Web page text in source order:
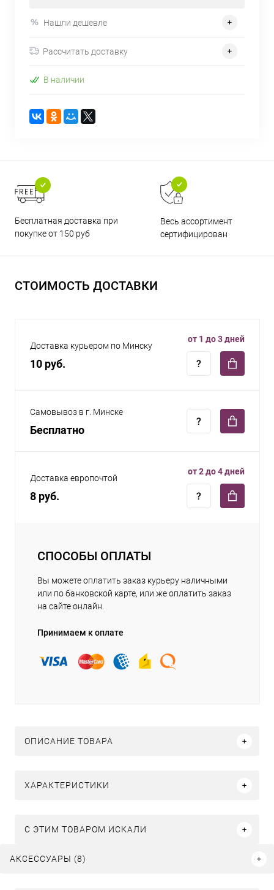
Нашли дешевле
Рассчитать доставку
В наличии
Бесплатная доставка при
покупке от 150 руб
Весь ассортимент
сертифицирован
СТОИМОСТЬ ДОСТАВКИ
Доставка курьером по Минску
10 руб.
от 1 до 3 дней
Самовывоз в г. Минске
Бесплатно
Доставка европочтой
8 руб.
от 2 до 4 дней
СПОСОБЫ ОПЛАТЫ
Вы можете оплатить заказ курьеру наличными
или по банковской карте, или же оплатить заказ
на сайте онлайн.
Принимаем к оплате
ОПИСАНИЕ ТОВАРА
ХАРАКТЕРИСТИКИ
C ЭТИМ ТОВАРОМ ИСКАЛИ
АКСЕССУАРЫ (8)